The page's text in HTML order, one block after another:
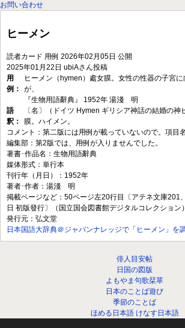
お問い合わせ
ヒーメン
読者カード 用例 2026年02月05日 公開
2025年01月22日 ubiAさん投稿
用
例：
ヒーメン（hymen）處女膜。女性の性器の子宮
が、
『生物用語辭典』 1952年 湯淺 明
語
釈：
〔名〕（ドイツ Hymen ギリシア神話の結婚の
膜。ハイメン。
コメント：第二版には用例が載っていないので。項目
編集部：第2版では、用例が入りませんでした。
著書･作品名：生物用語辭典
媒体形式：単行本
刊行年（月日）：1952年
著者･作者：湯淺 明
掲載ページなど：50ページ左20行目〔アテネ文庫201
日 初版發行〕（国立国会図書館デジタルコレクション）
発行元：弘文堂
日本国語大辞典＠ジャパンナレッジで「ヒーメン」を
俳人目安帖
日国の図版
よもやま句歌栞草
日本のことば遊び
季節のことば
ほめる日本語 けなす日本語